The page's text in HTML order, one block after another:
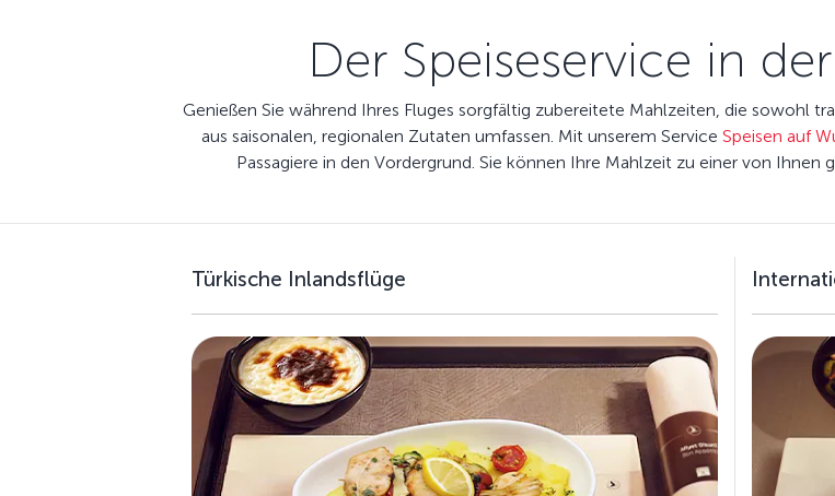
Der Speiseservice in
Genießen Sie während Ihres Fluges sorgfältig zubereitete Mahlzeiten, die sowohl
aus saisonalen, regionalen Zutaten umfassen. Mit unserem Service Speisen auf
Passagiere in den Vordergrund. Sie können Ihre Mahlzeit zu einer von
Türkische Inlandsflüge